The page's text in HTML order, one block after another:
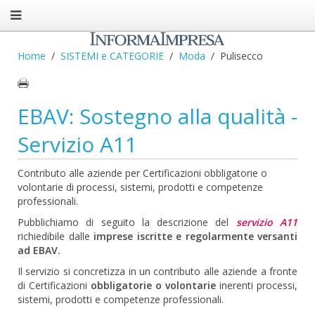
Home SISTEMI e CATEGORIE Moda Pulisecco
EBAV: Sostegno alla qualità -
Servizio A11
Contributo alle aziende per Certificazioni obbligatorie o
volontarie di processi, sistemi, prodotti e competenze
professionali.
Pubblichiamo di seguito la descrizione del servizio A11
richiedibile dalle imprese iscritte e regolarmente versanti
ad EBAV.
Il servizio si concretizza in un contributo alle aziende a fronte
di Certificazioni obbligatorie o volontarie inerenti processi,
sistemi, prodotti e competenze professionali.